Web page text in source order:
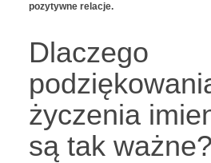
pozytywne relacje.
Dlaczego
życzenia
są tak ważne?